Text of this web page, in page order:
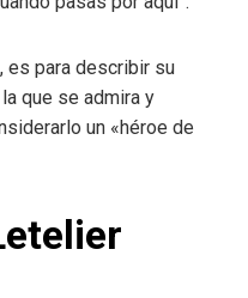
es para describir su
que se admira y
un «héroe de